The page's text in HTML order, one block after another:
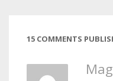
15 COMMENTS